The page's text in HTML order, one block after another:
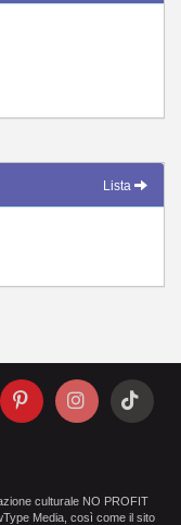
Lista
culturale NO PROFIT
Media, così come il sito